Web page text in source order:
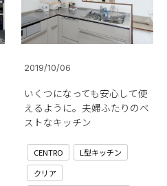
2019/10/06
いくつになっても安心して使
えるように。夫婦ふたりのベ
ストなキッチン
CENTRO
L型キッチン
クリア